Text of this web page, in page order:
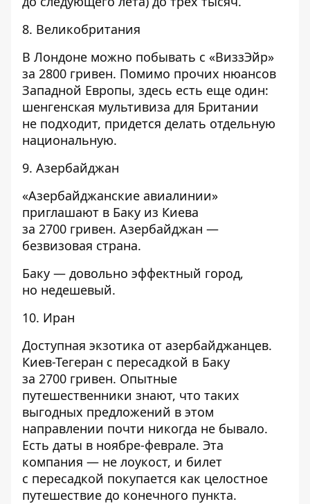
8. Великобритания
В Лондоне можно побывать с «ВиззЭйр»
за 2800 гривен. Помимо прочих нюансов
Западной Европы, здесь есть еще один:
шенгенская мультивиза для Британии
не подходит, придется делать отдельную
национальную.
9. Азербайджан
«Азербайджанские авиалинии»
приглашают в Баку из Киева
за 2700 гривен. Азербайджан —
безвизовая страна.
Баку — довольно эффектный город,
но недешевый.
10. Иран
Доступная экзотика от азербайджанцев.
Киев-Тегеран с пересадкой в Баку
за 2700 гривен. Опытные
путешественники знают, что таких
выгодных предложений в этом
направлении почти никогда не бывало.
Есть даты в ноябре-феврале. Эта
компания — не лоукост, и билет
с пересадкой покупается как целостное
путешествие до конечного пункта.